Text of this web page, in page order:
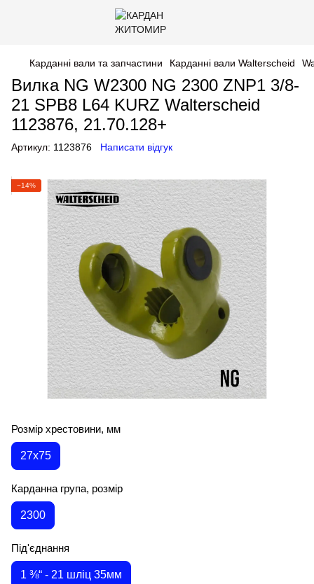
Карданні вали та запчастини Карданні вали Walterscheid
Вилка NG W2300 NG 2300 ZNP1 3/8-
21 SPB8 L64 KURZ Walterscheid
1123876, 21.70.128+
Артикул: 1123876 Написати відгук
−14%
Розмір хрестовини, мм
27х75
Карданна група, розмір
2300
Під'єднання
1 ⅜“ - 21 шліц 35мм